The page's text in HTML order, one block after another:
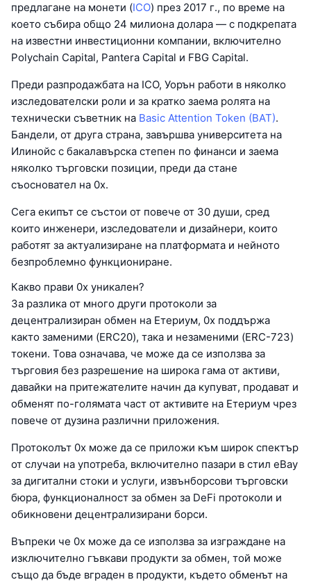
предлагане на монети (ICO) през 2017 г., по време на
което събира общо 24 милиона долара — с подкрепата
на известни инвестиционни компании, включително
Polychain Capital, Pantera Capital и FBG Capital.
Преди разпродажбата на ICO, Уорън работи в няколко
изследователски роли и за кратко заема ролята на
технически съветник на Basic Attention Token (BAT).
Бандели, от друга страна, завършва университета на
Илинойс с бакалавърска степен по финанси и заема
няколко търговски позиции, преди да стане
съосновател на 0x.
Сега екипът се състои от повече от 30 души, сред
които инженери, изследователи и дизайнери, които
работят за актуализиране на платформата и нейното
безпроблемно функциониране.
Какво прави 0x уникален?
За разлика от много други протоколи за
децентрализиран обмен на Етериум, 0x поддържа
както заменими (ERC20), така и незаменими (ERC-723)
токени. Това означава, че може да се използва за
търговия без разрешение на широка гама от активи,
давайки на притежателите начин да купуват, продават и
обменят по-голямата част от активите на Етериум чрез
повече от дузина различни приложения.
Протоколът 0x може да се приложи към широк спектър
от случаи на употреба, включително пазари в стил eBay
за дигитални стоки и услуги, извънборсови търговски
бюра, функционалност за обмен за DeFi протоколи и
обикновени децентрализирани борси.
Въпреки че 0x може да се използва за изграждане на
изключително гъвкави продукти за обмен, той може
също да бъде вграден в продукти, където обменът на